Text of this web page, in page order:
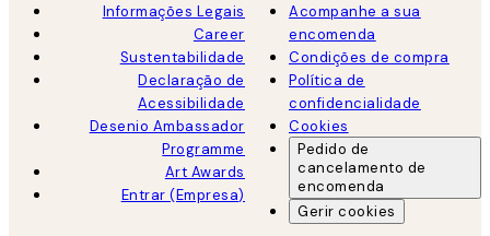
Informações Legais
Career
Sustentabilidade
Declaração de
Acessibilidade
Desenio Ambassador
Programme
Art Awards
Entrar (Empresa)
Acompanhe a sua
encomenda
Condições de compra
Política de
confidencialidade
Cookies
Pedido de
cancelamento de
encomenda
Gerir cookies